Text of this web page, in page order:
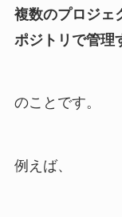
複数のプロジェ
ポジトリで管理
のことです。
例えば、